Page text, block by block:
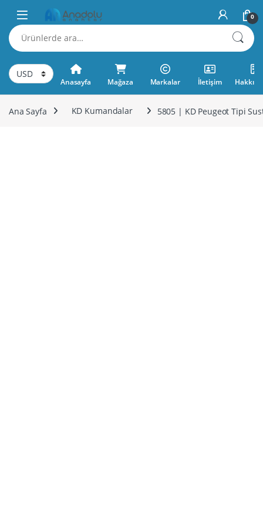
Skip to navigation
Skip to content
0
Ara:
Anasayfa Mağaza Markalar İletişim
Ana Sayfa KD Kumandalar 5805 | KD Peugeot Tipi